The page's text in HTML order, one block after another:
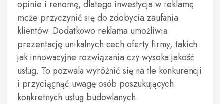
opinie i renomę, dlatego inwestycja w reklamę
może przyczynić się do zdobycia zaufania
klientów. Dodatkowo reklama umożliwia
prezentację unikalnych cech oferty firmy, takich
jak innowacyjne rozwiązania czy wysoka jakość
usług. To pozwala wyróżnić się na tle konkurencji
i przyciągnąć uwagę osób poszukujących
konkretnych usług budowlanych.